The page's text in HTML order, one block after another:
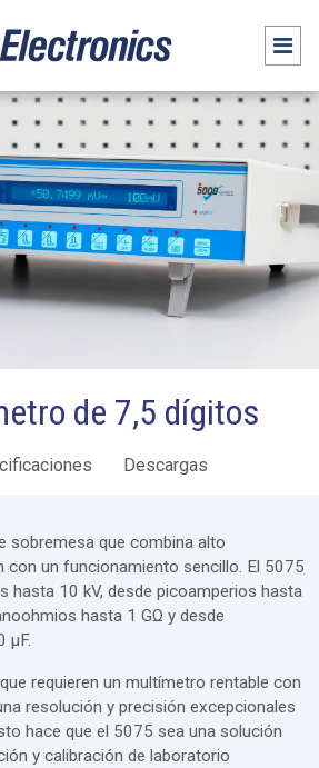
de 7,5 dígitos
Descargas
sobremesa que combina alto
con un funcionamiento sencillo. El 5075
hasta 10 kV, desde picoamperios hasta
hasta 1 GΩ y desde
μF.
requieren un multímetro rentable con
resolución y precisión excepcionales
hace que el 5075 sea una solución
y calibración de laboratorio